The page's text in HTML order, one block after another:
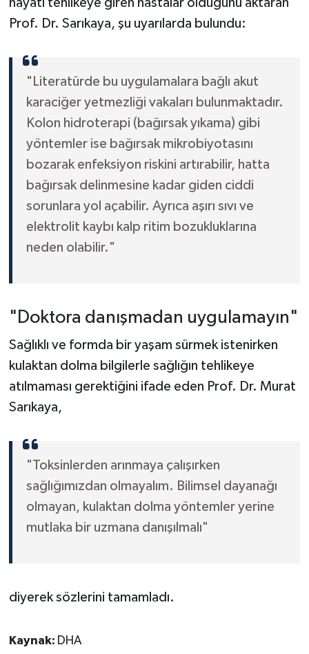
hayatı tehlikeye giren hastalar olduğunu aktaran
Prof. Dr. Sarıkaya, şu uyarılarda bulundu:
"Literatürde bu uygulamalara bağlı akut
karaciğer yetmezliği vakaları bulunmaktadır.
Kolon hidroterapi (bağırsak yıkama) gibi
yöntemler ise bağırsak mikrobiyotasını
bozarak enfeksiyon riskini artırabilir, hatta
bağırsak delinmesine kadar giden ciddi
sorunlara yol açabilir. Ayrıca aşırı sıvı ve
elektrolit kaybı kalp ritim bozukluklarına
neden olabilir."
"Doktora danışmadan uygulamayın"
Sağlıklı ve formda bir yaşam sürmek istenirken
kulaktan dolma bilgilerle sağlığın tehlikeye
atılmaması gerektiğini ifade eden Prof. Dr. Murat
Sarıkaya,
"Toksinlerden arınmaya çalışırken
sağlığımızdan olmayalım. Bilimsel dayanağı
olmayan, kulaktan dolma yöntemler yerine
mutlaka bir uzmana danışılmalı"
diyerek sözlerini tamamladı.
Kaynak: DHA